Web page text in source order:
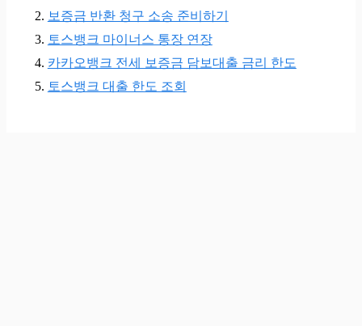
보증금 반환 청구 소송 준비하기
토스뱅크 마이너스 통장 연장
카카오뱅크 전세 보증금 담보대출 금리 한도
토스뱅크 대출 한도 조회